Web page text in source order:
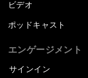
ビデオ
ポッドキャスト
エンゲージメント
サインイン